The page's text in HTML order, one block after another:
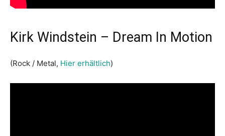
Kirk Windstein – Dream In Motion
(Rock / Metal, Hier erhältlich)